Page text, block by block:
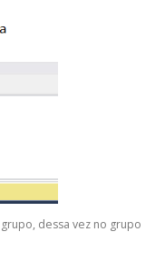
dessa vez no grupo